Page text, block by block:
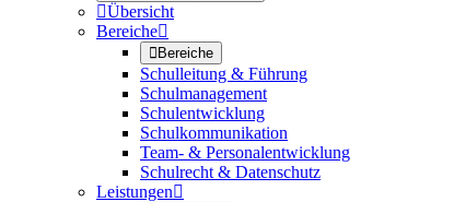
Übersicht
Bereiche
Bereiche
Schulleitung & Führung
Schulmanagement
Schulentwicklung
Schulkommunikation
Team- & Personalentwicklung
Schulrecht & Datenschutz
Leistungen